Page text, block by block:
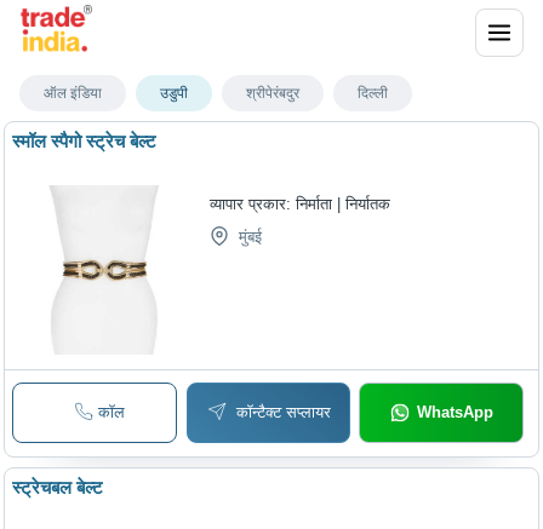
ऑल इंडिया उडुपी श्रीपेरंबदुर दिल्ली
स्मॉल स्पैगो स्ट्रेच बेल्ट
व्यापार प्रकार:निर्माता | निर्यातक
मुंबई
कॉल कॉन्टैक्ट सप्लायर WhatsApp
स्ट्रेचबल बेल्ट